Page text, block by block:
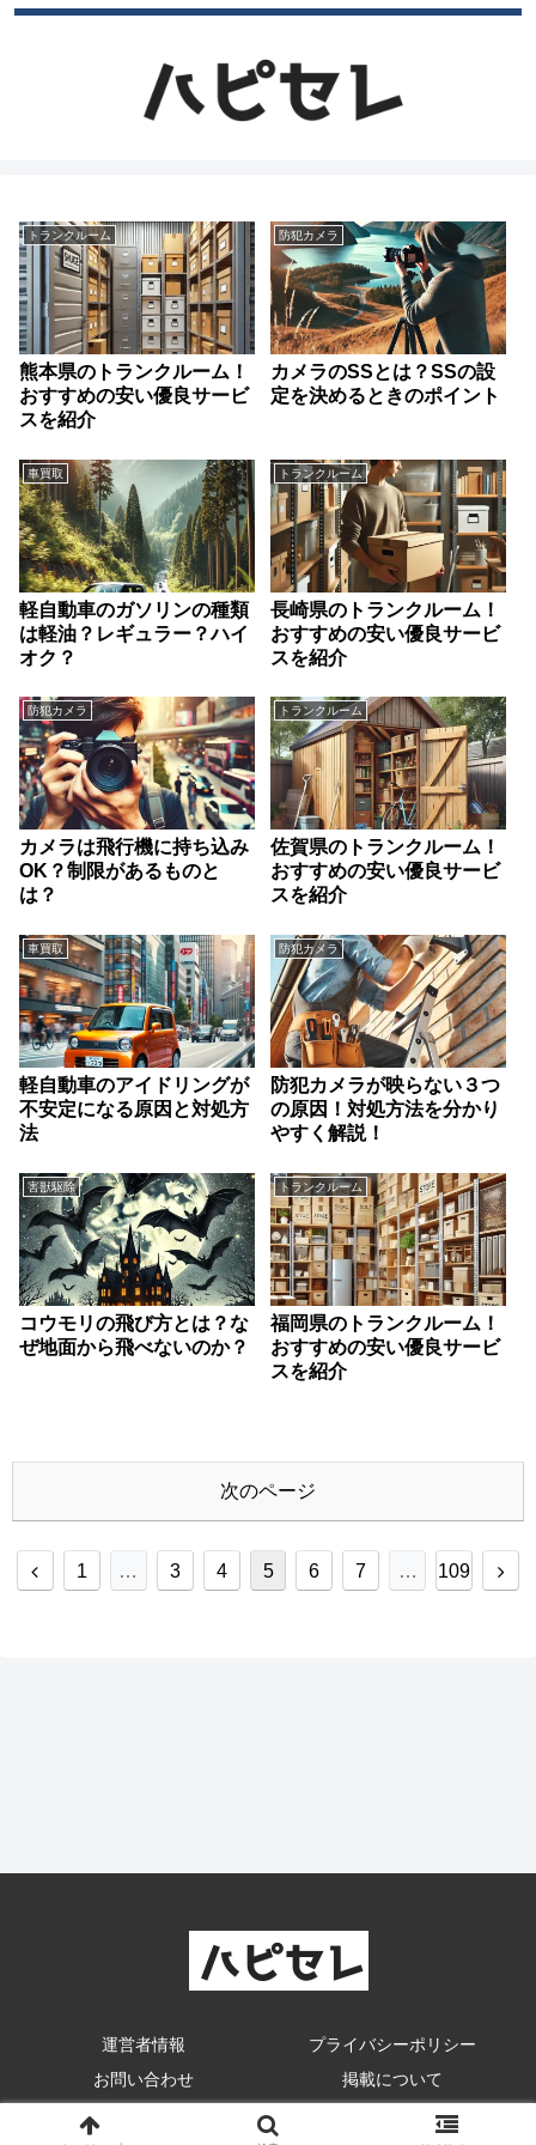
トランクルーム
熊本県のトランクルーム！
おすすめの安い優良サービ
スを紹介
防犯カメラ
カメラのSSとは？SSの設
定を決めるときのポイント
車買取
軽自動車のガソリンの種類
は軽油？レギュラー？ハイ
オク？
トランクルーム
長崎県のトランクルーム！
おすすめの安い優良サービ
スを紹介
防犯カメラ
カメラは飛行機に持ち込み
OK？制限があるものと
は？
トランクルーム
佐賀県のトランクルーム！
おすすめの安い優良サービ
スを紹介
車買取
軽自動車のアイドリングが
不安定になる原因と対処方
法
防犯カメラ
防犯カメラが映らない３つ
の原因！対処方法を分かり
やすく解説！
害獣駆除
コウモリの飛び方とは？な
ぜ地面から飛べないのか？
トランクルーム
福岡県のトランクルーム！
おすすめの安い優良サービ
スを紹介
次のページ
前
1 … 3 4 5 6 7 … 109
次
運営者情報
プライバシーポリシー
お問い合わせ
掲載について
© ハピセレ.